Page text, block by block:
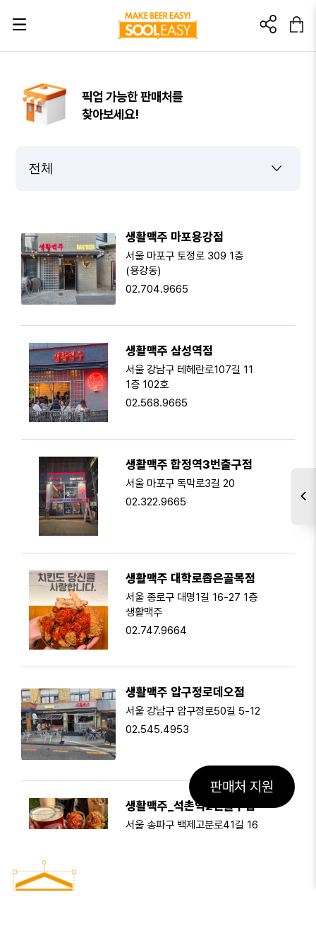
초대링크? 이렇게 활용해 보세요!
이 링크를 친구에게 추천해보세요.
가입 : 부정행위방지를 위해 본인인증 후 포인트가 지급됩니다.
첫구매 : 부정행위방지를 위해 상품배송완료 후 포인트가 지급됩니다.
500m
픽업 가능한 판매처를
찾아보세요!
생활맥주 마포용강점
서울 마포구 토정로 309 1층
(용강동)
02.704.9665
생활맥주 삼성역점
서울 강남구 테헤란로107길 11
1층 102호
02.568.9665
생활맥주 합정역3번출구점
서울 마포구 독막로3길 20
02.322.9665
생활맥주 대학로좁은골목점
서울 종로구 대명1길 16-27 1층
생활맥주
02.747.9664
생활맥주 압구정로데오점
서울 강남구 압구정로50길 5-12
02.545.4953
생활맥주_석촌역2번출구점
서울 송파구 백제고분로41길 16
판매처 지원